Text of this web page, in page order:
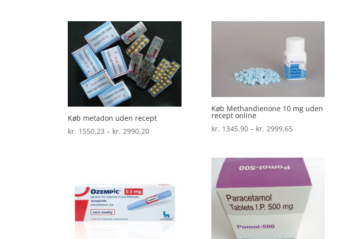
Køb metadon uden recept
kr. 1550,23 – kr. 2990,20Prisinterval:
Køb Methandienone 10 mg uden
recept online
kr. 1345,90 – kr. 2999,65Prisinterval:
kr. 2999,65